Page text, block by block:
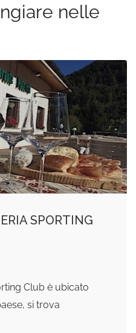
nelle
SPORTING
Club è ubicato
si trova